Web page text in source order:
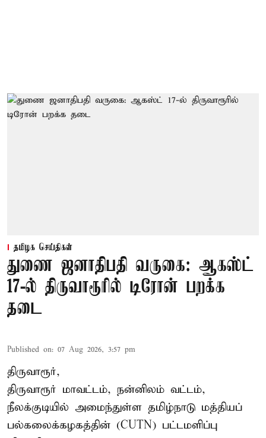
தமிழக செய்திகள்
துணை ஜனாதிபதி வருகை: ஆகஸ்ட்
17-ல் திருவாரூரில் டிரோன் பறக்க
தடை
Published on: 07 Aug 2026, 3:57 pm
திருவாரூர்,
திருவாரூர் மாவட்டம், நன்னிலம் வட்டம்,
நீலக்குடியில் அமைந்துள்ள தமிழ்நாடு மத்தியப்
பல்கலைக்கழகத்தின் (CUTN) பட்டமளிப்பு